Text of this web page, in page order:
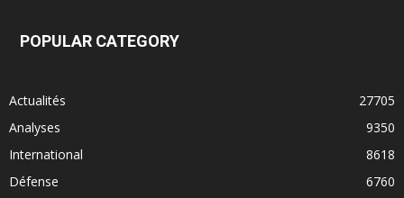
POPULAR CATEGORY
Actualités
27705
Analyses
9350
International
8618
Défense
6760